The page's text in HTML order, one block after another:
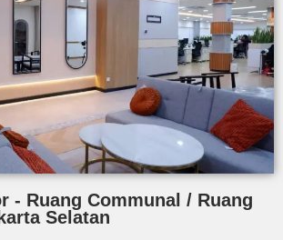
- Ruang Communal / Ruang
Selatan